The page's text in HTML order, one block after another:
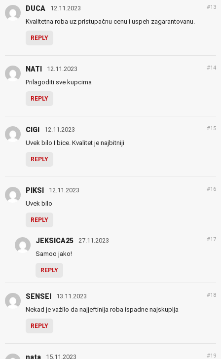
DUCA 12.11.2023 #13
Kvalitetna roba uz pristupačnu cenu i uspeh zagarantovanu.
REPLY
NATI 12.11.2023 #14
Prilagoditi sve kupcima
REPLY
CIGI 12.11.2023 #15
Uvek bilo I bice. Kvalitet je najbitniji
REPLY
PIKSI 12.11.2023 #16
Uvek bilo
REPLY
JEKSICA25 27.11.2023 #17
Samoo jako!
REPLY
SENSEI 13.11.2023 #18
Nekad je važilo da najjeftinija roba ispadne najskuplja
REPLY
nata 15.11.2023 #19